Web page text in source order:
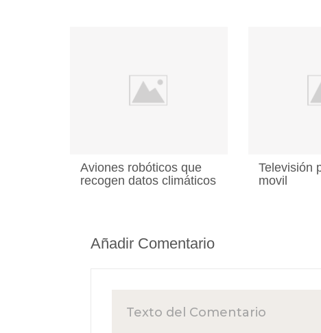
Aviones robóticos que
recogen datos climáticos
Televisión
movil
Añadir Comentario